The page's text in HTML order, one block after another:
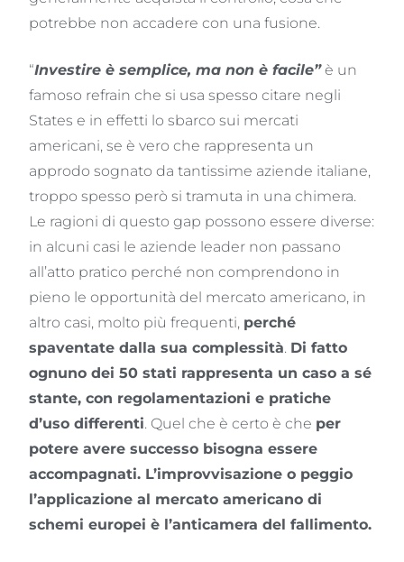
potrebbe non accadere con una fusione.
“Investire è semplice, ma non è facile”è un
famoso refrain che si usa spesso citare negli
States e in effetti lo sbarco sui mercati
americani, se è vero che rappresenta un
approdo sognato da tantissime aziende italiane,
troppo spesso però si tramuta in una chimera.
Le ragioni di questo gap possono essere diverse:
in alcuni casi le aziende leader non passano
all’atto pratico perché non comprendono in
pieno le opportunità del mercato americano, in
altro casi, molto più frequenti, perché
spaventate dalla sua complessità. Di fatto
ognuno dei 50 stati rappresenta un caso a sé
stante, con regolamentazioni e pratiche
d’uso differenti. Quel che è certo è che per
potere avere successo bisogna essere
accompagnati. L’improvvisazione o peggio
l’applicazione al mercato americano di
schemi europei è l’anticamera del fallimento.